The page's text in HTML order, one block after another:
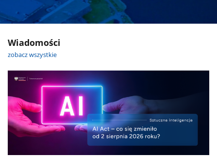
Wiadomości
zobacz wszystkie